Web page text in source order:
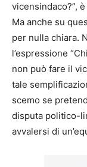
vicensindaco?”,
Ma anche su
per nulla chiara.
l’espressione
non può fare il
tale
scemo se
disputa politico-
avvalersi di